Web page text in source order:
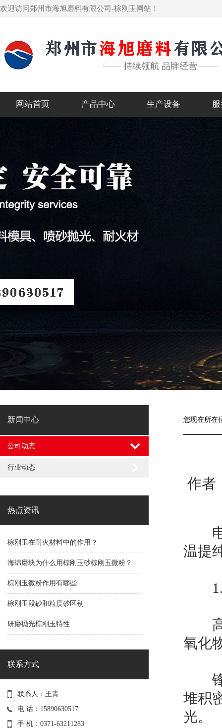
欢迎访问郑州市海旭磨料有限公司-棕刚玉网站！
—— 持续领航 品牌经营 ——
网站首页 产品中心 生产设备
新闻中心
公司动态
行业动态
热点资讯
棕刚玉在耐火材料中的作用？
海绵磨块为什么用棕刚玉砂棕刚玉微粉？
棕刚玉微粉作用有哪些
棕刚玉段砂和粒度砂区别
研磨抛光棕刚玉特性
联系方式
联系人：王青
电 话：15890630517
手 机：0371-63211283
您现在所在
作者
电
温提
1.
高
氧化
锋
堆积
光。